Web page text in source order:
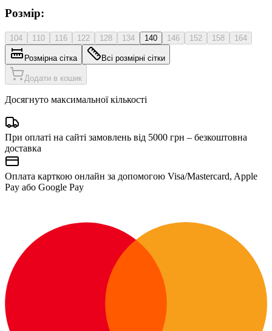
Розмір:
104 110 116 122 128 134 140 146 152 158 164
Розмірна сітка Всі розмірні сітки
Додати в кошик
Досягнуто максимальної кількості
При оплаті на сайті замовлень від 5000 грн – безкоштовна
доставка
Оплата карткою онлайн за допомогою Visa/Mastercard, Apple
Pay або Google Pay